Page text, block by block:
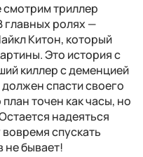
триллер
главных ролях —
Китон, который
Это история с
киллер с деменцией
спасти своего
точен как часы, но
надеяться
спускать
не бывает!